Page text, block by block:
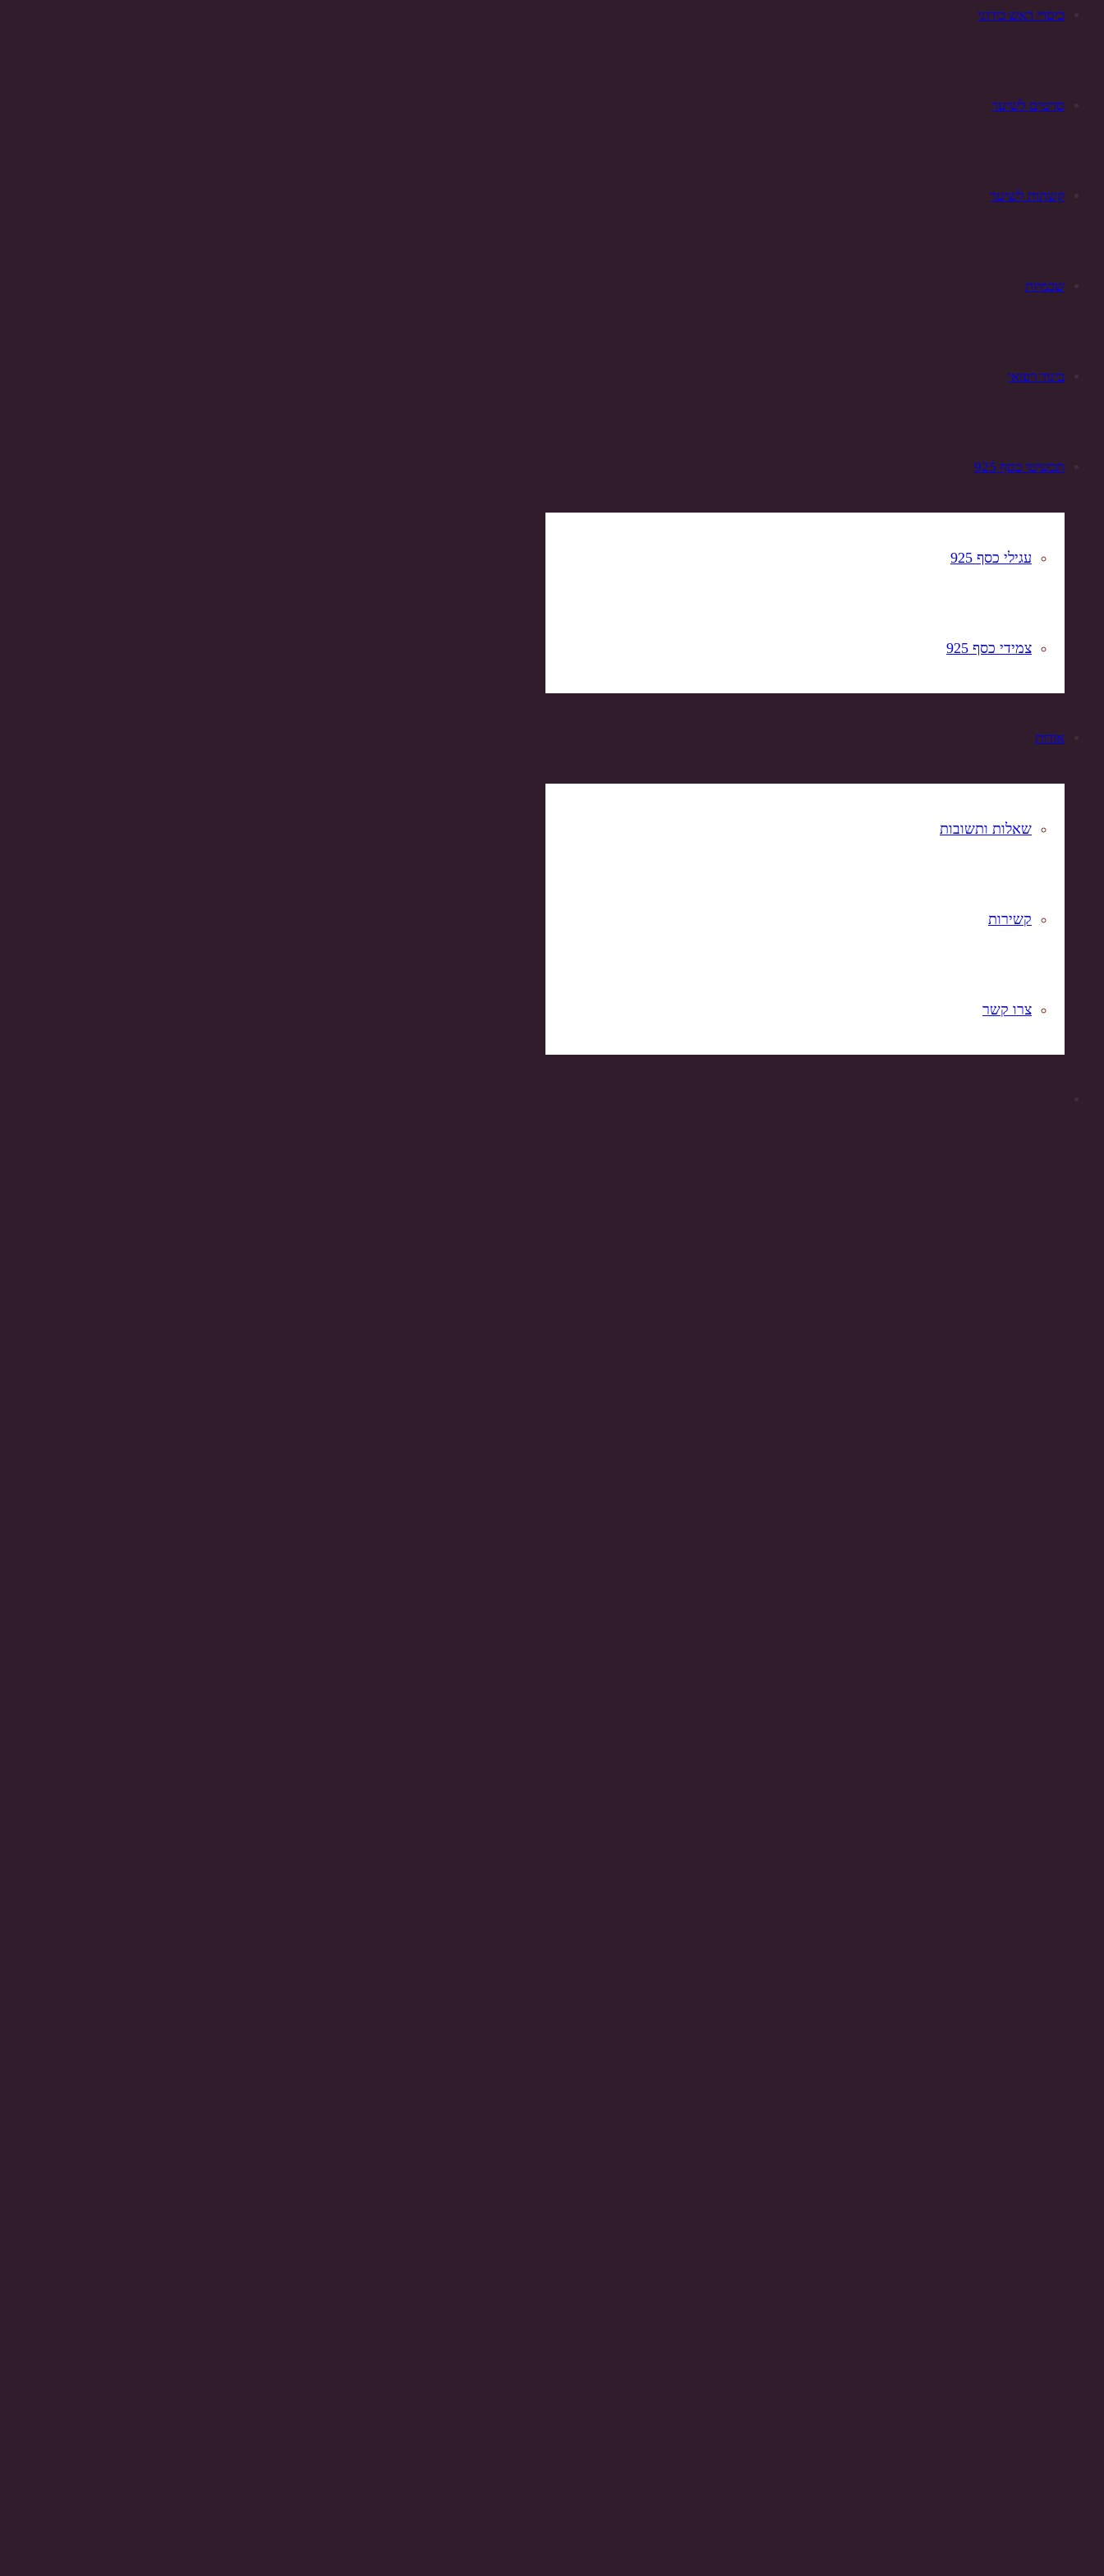
כיסויי ראש כירוגי
סרטים לשיער
קשתות לשיער
שכמיות
ביגוד רפואי
תכשיטי כסף 925
עגילי כסף 925
צמידי כסף 925
אודות
שאלות ותשובות
קשירות
צרו קשר